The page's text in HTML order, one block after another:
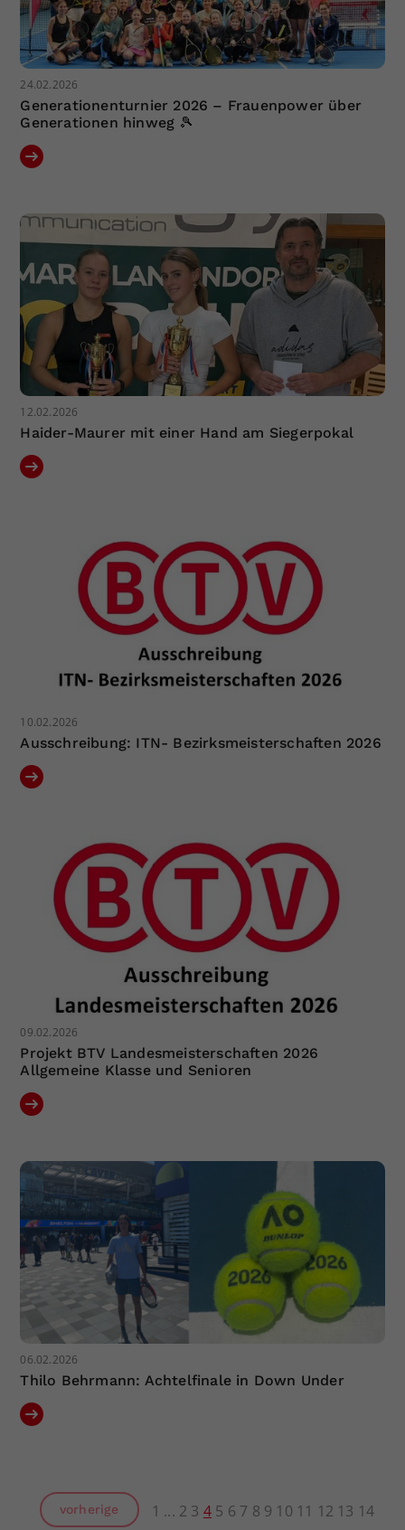
24.02.2026
Generationenturnier 2026 – Frauenpower über
Generationen hinweg 🎾
12.02.2026
Haider-Maurer mit einer Hand am Siegerpokal
10.02.2026
Ausschreibung: ITN- Bezirksmeisterschaften 2026
09.02.2026
Projekt BTV Landesmeisterschaften 2026
Allgemeine Klasse und Senioren
06.02.2026
Thilo Behrmann: Achtelfinale in Down Under
vorherige 1 2 3 4 5 6 7 8 9 10 11 12 13 14